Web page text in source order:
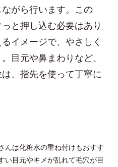
がら行います。この
と押し込む必要はあり
イメージで、やさしく
目元や鼻まわりなど、
、指先を使って丁寧に
んは化粧水の重ね付けもおすす
い目元やキメが乱れて毛穴が目